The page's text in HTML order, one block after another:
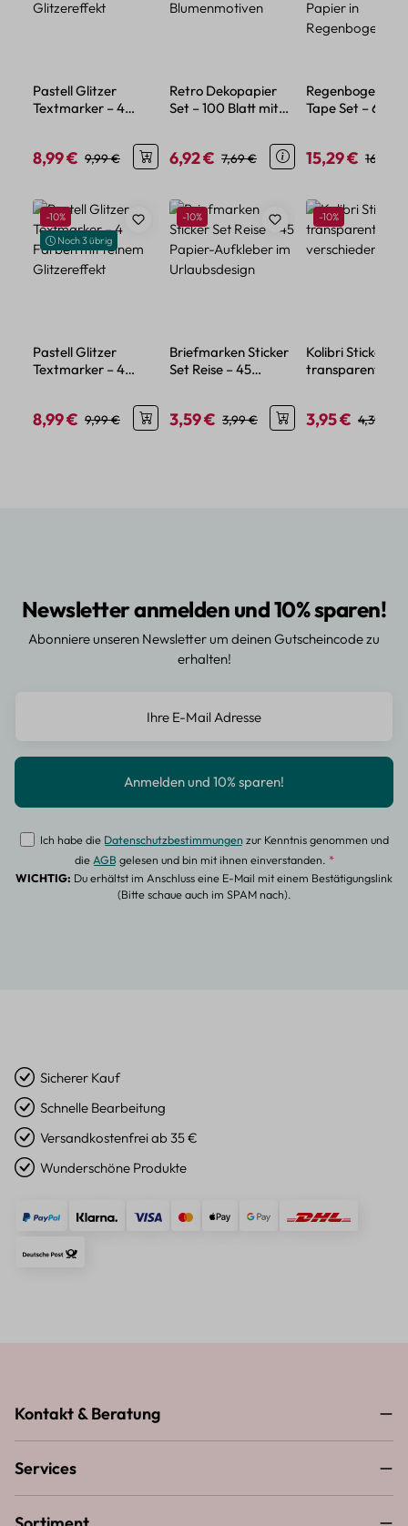
Pastell Glitzer
Textmarker – 4
Verkaufspreis:
8,99 € Regulärer Preis:
9,99 €
Retro Dekopapier
Set – 100 Blatt mit
Verkaufspreis:
6,92 € Regulärer Preis:
7,69 €
Regenbogen
Tape Set – 60
Verkaufspreis:
15,29 € 16,99 €
Produktgalerie überspringen
Rabatt
-10%
Noch 3 übrig
Pastell Glitzer
Textmarker – 4
Verkaufspreis:
8,99 € Regulärer Preis:
9,99 €
Rabatt
-10%
Briefmarken Sticker
Set Reise – 45
Verkaufspreis:
3,59 € Regulärer Preis:
3,99 €
Rabatt
-10%
Kolibri Sticker
transparent – 50
Verkaufspreis:
3,95 € 4,39 €
Newsletter anmelden und 10% sparen!
Abonniere unseren Newsletter um deinen Gutscheincode zu
erhalten!
Ich habe die Datenschutzbestimmungenzur Kenntnis genommen und
dieAGBgelesen und bin mit ihnen einverstanden. *
WICHTIG: Du erhältst im Anschluss eine E-Mail mit einem Bestätigungslink
(Bitte schaue auch im SPAM nach).
Sicherer Kauf
Schnelle Bearbeitung
Versandkostenfrei ab 35 €
Wunderschöne Produkte
Kontakt & Beratung
Services